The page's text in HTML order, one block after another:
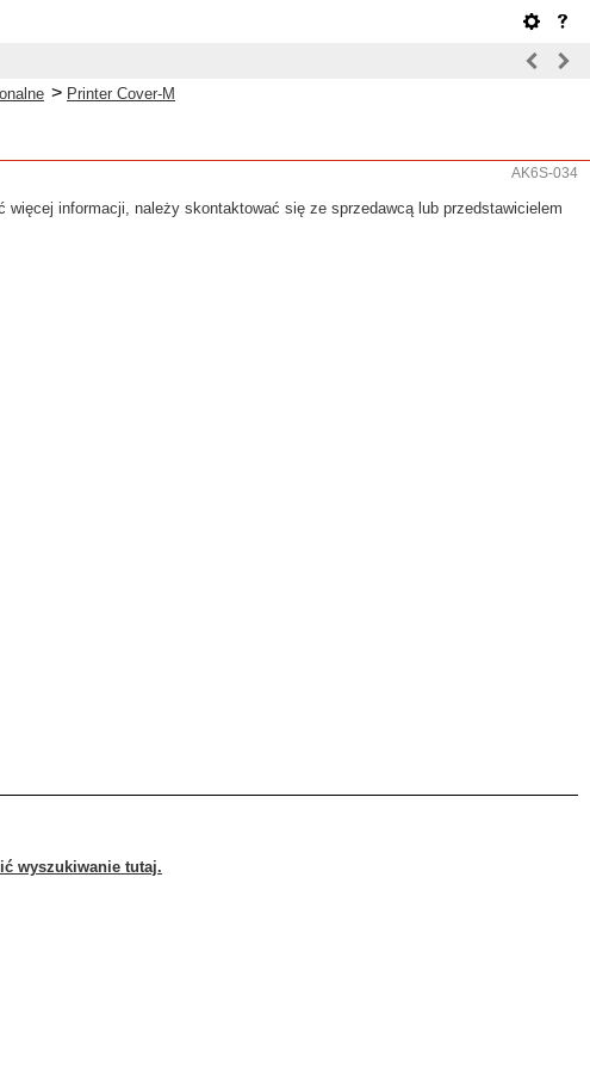
> Printer Cover-M
AK6S-034
informacji, należy skontaktować się ze sprzedawcą lub przedstawicielem
wyszukiwanie tutaj.